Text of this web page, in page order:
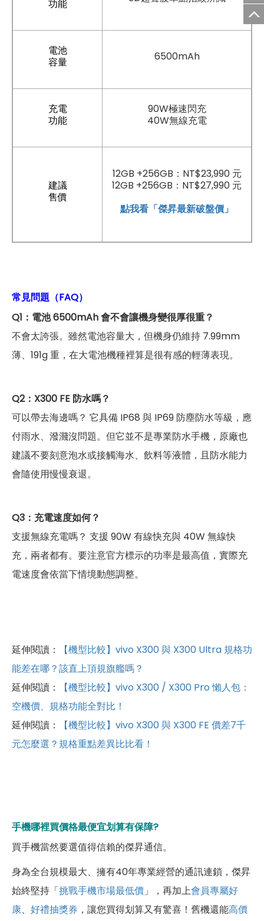
功能
電池
容量
6500mAh
充電
功能
90W極速閃充
40W無線充電
建議
售價
12GB +256GB：NT$23,990 元
12GB +256GB：NT$27,990 元
點我看「傑昇最新破盤價」
常見問題（FAQ）
Q1：電池 6500mAh 會不會讓機身變很厚很重？
不會太誇張。雖然電池容量大，但機身仍維持 7.99mm
薄、191g 重，在大電池機種裡算是很有感的輕薄表現。
Q2：X300 FE 防水嗎？
可以帶去海邊嗎？ 它具備 IP68 與 IP69 防塵防水等級，應
付雨水、潑濺沒問題。但它並不是專業防水手機，原廠也
建議不要刻意泡水或接觸海水、飲料等液體，且防水能力
會隨使用慢慢衰退。
Q3：充電速度如何？
支援無線充電嗎？ 支援 90W 有線快充與 40W 無線快
充，兩者都有。要注意官方標示的功率是最高值，實際充
電速度會依當下情境動態調整。
延伸閱讀：
【機型比較】vivo X300 與 X300 Ultra 規格功
能差在哪？該直上頂規旗艦嗎？
延伸閱讀：
【機型比較】vivo X300 / X300 Pro 懶人包：
空機價、規格功能全對比！
延伸閱讀：
【機型比較】vivo X300 與 X300 FE 價差7千
元怎麼選？規格重點差異比比看！
手機哪裡買價格最便宜划算有保障?
買手機當然要選值得信賴的傑昇通信。
身為全台規模最大、擁有40年專業經營的通訊連鎖，傑昇
始終堅持「挑戰手機市場最低價 」，再加上會員專屬好
康、 好禮抽獎券 ，讓您買得划算又有驚喜！舊機還能高價